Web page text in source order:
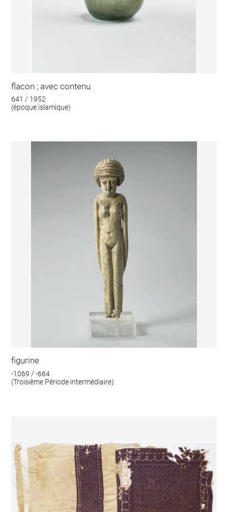
flacon ; avec contenu
641 / 1952
(époque islamique)
figurine
-1069 / -664
(Troisième Période intermédiaire)